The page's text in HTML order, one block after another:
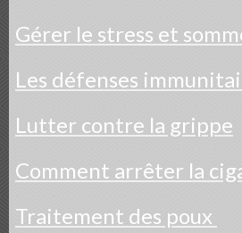
Gérer le stress et
Les défenses
Lutter contre la grippe
Comment arrêter la
Traitement des poux